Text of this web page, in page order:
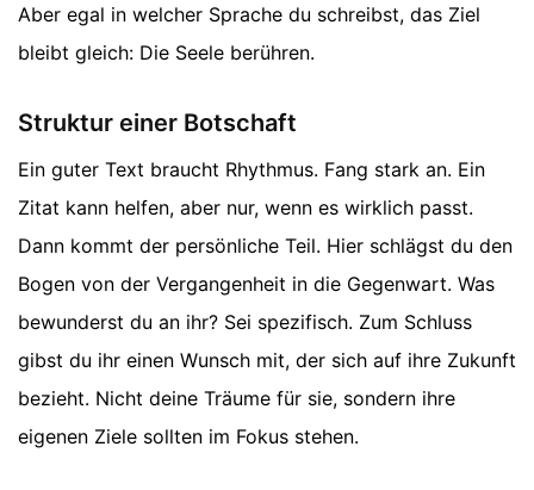
Aber egal in welcher Sprache du schreibst, das Ziel
bleibt gleich: Die Seele berühren.
Struktur einer Botschaft
Ein guter Text braucht Rhythmus. Fang stark an. Ein
Zitat kann helfen, aber nur, wenn es wirklich passt.
Dann kommt der persönliche Teil. Hier schlägst du den
Bogen von der Vergangenheit in die Gegenwart. Was
bewunderst du an ihr? Sei spezifisch. Zum Schluss
gibst du ihr einen Wunsch mit, der sich auf ihre Zukunft
bezieht. Nicht deine Träume für sie, sondern ihre
eigenen Ziele sollten im Fokus stehen.